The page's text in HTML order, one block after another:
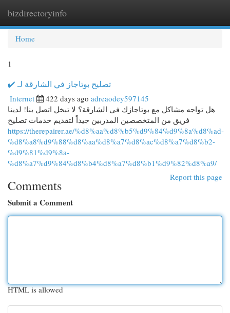
bizdirectoryinfo
Home
1
✔️ تصليح بوتاجاز في الشارقة لـ
Internet 422 days ago adreaodey597145
هل تواجه مشاكل مع بوتاجازك في الشارقة؟ لا تبخل اتصل بنا! لدينا
فريق من المتخصصين المدربين جيداً لتقديم خدمات تصليح
https://therepairer.ae/%d8%aa%d8%b5%d9%84%d9%8a%d8%ad-
%d8%a8%d9%88%d8%aa%d8%a7%d8%ac%d8%a7%d8%b2-
%d9%81%d9%8a-
%d8%a7%d9%84%d8%b4%d8%a7%d8%b1%d9%82%d8%a9/
Report this page
Comments
Submit a Comment
HTML is allowed